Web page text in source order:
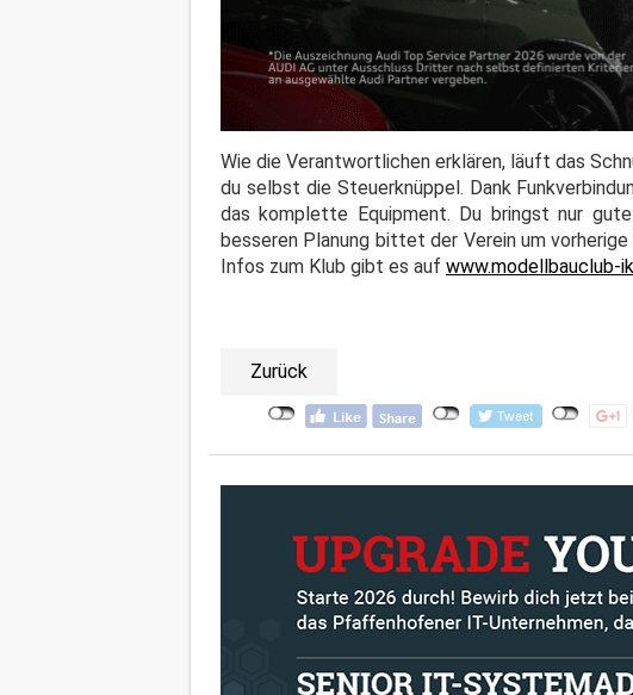
Wie die Verantwortlichen erklären, läuft das
du selbst die Steuerknüppel. Dank
das komplette Equipment. Du bringst nur
besseren Planung bittet der Verein um
Infos zum Klub gibt es auf www.modellbauclub-
Zurück